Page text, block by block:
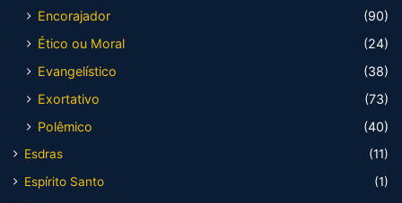
Encorajador
(90)
Ético ou Moral
(24)
Evangelístico
(38)
Exortativo
(73)
Polêmico
(40)
Esdras
(11)
Espírito Santo
(1)